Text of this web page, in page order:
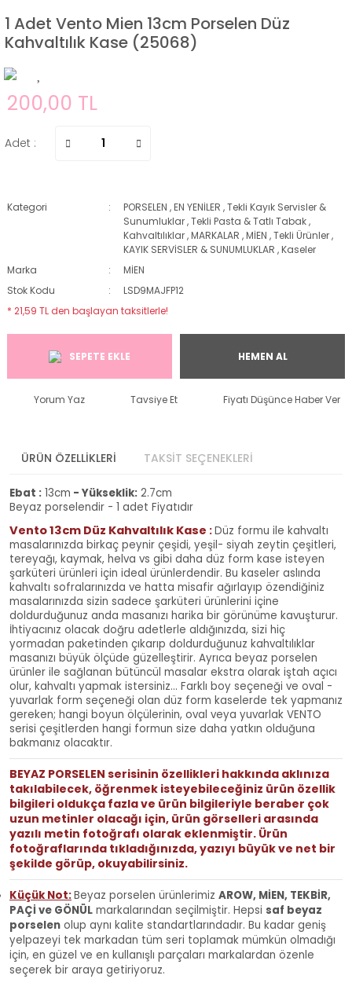
1 Adet Vento Mien 13cm Porselen Düz
Kahvaltılık Kase (25068)
200,00 TL
Adet :
Kategori PORSELEN ,EN YENİLER ,Tekli Kayık Servisler &
Sunumluklar,Tekli Pasta & Tatlı Tabak,
Kahvaltılıklar,MARKALAR ,MİEN ,Tekli Ürünler,
KAYIK SERVİSLER & SUNUMLUKLAR ,Kaseler
Marka
MİEN
Stok Kodu
LSD9MAJFP12
* 21,59 TL den başlayan taksitlerle!
SEPETE EKLE HEMEN AL
Yorum Yaz Tavsiye Et Fiyatı Düşünce Haber Ver
ÜRÜN ÖZELLİKLERİ TAKSİT SEÇENEKLERİ
Ebat : 13cm - Yükseklik: 2.7cm
Beyaz porselendir - 1 adet Fiyatıdır
Vento 13cm Düz Kahvaltılık Kase :Düz formu ile kahvaltı
masalarınızda birkaç peynir çeşidi, yeşil- siyah zeytin çeşitleri,
tereyağı, kaymak, helva vs gibi daha düz form kase isteyen
şarküteri ürünleri için ideal ürünlerdendir. Bu kaseler aslında
kahvaltı sofralarınızda ve hatta misafir ağırlayıp özendiğiniz
masalarınızda sizin sadece şarküteri ürünlerini içine
doldurduğunuz anda masanızı harika bir görünüme kavuşturur.
İhtiyacınız olacak doğru adetlerle aldığınızda, sizi hiç
yormadan paketinden çıkarıp doldurduğunuz kahvaltılıklar
masanızı büyük ölçüde güzelleştirir. Ayrıca beyaz porselen
ürünler ile sağlanan bütüncül masalar ekstra olarak iştah açıcı
olur, kahvaltı yapmak istersiniz... Farklı boy seçeneği ve oval -
yuvarlak form seçeneği olan düz form kaselerde tek yapmanız
gereken; hangi boyun ölçülerinin, oval veya yuvarlak VENTO
serisi çeşitlerden hangi formun size daha yatkın olduğuna
bakmanız olacaktır.
BEYAZ PORSELEN serisinin özellikleri hakkında aklınıza
takılabilecek, öğrenmek isteyebileceğiniz ürün özellik
bilgileri oldukça fazla ve ürün bilgileriyle beraber çok
uzun metinler olacağı için, ürün görselleri arasında
yazılı metin fotoğrafı olarak eklenmiştir. Ürün
fotoğraflarında tıkladığınızda, yazıyı büyük ve net bir
şekilde görüp, okuyabilirsiniz.
Küçük Not:Beyaz porselen ürünlerimiz AROW, MİEN, TEKBİR,
PAÇİ ve GÖNÜL markalarından seçilmiştir. Hepsi saf beyaz
porselen olup aynı kalite standartlarındadır. Bu kadar geniş
yelpazeyi tek markadan tüm seri toplamak mümkün olmadığı
için, en güzel ve en kullanışlı parçaları markalardan özenle
seçerek bir araya getiriyoruz.